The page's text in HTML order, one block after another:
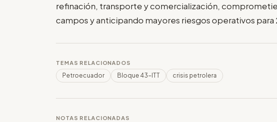
refinación, transporte y comercialización,
campos y anticipando mayores riesgos operativos para
TEMAS RELACIONADOS
Petroecuador Bloque 43-ITT crisis petrolera
NOTAS RELACIONADAS